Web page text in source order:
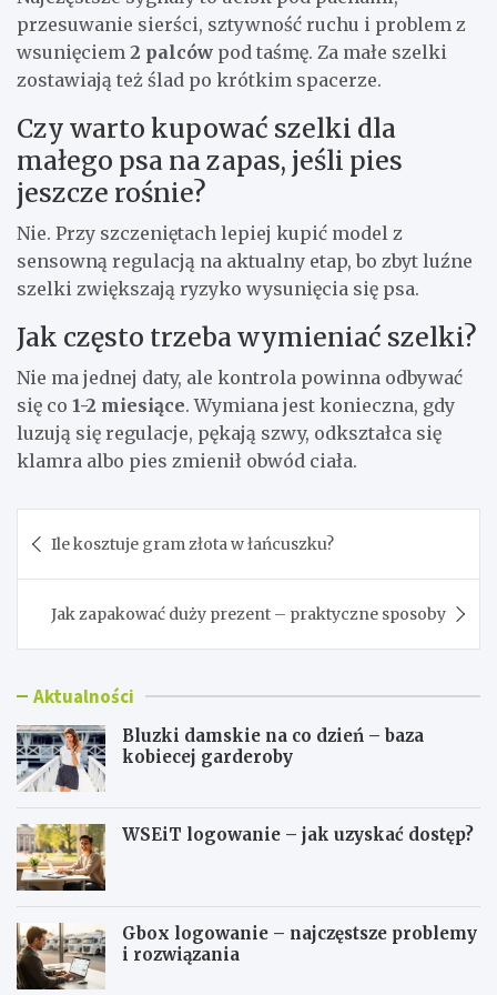
przesuwanie sierści, sztywność ruchu i problem z
wsunięciem 2 palców pod taśmę. Za małe szelki
zostawiają też ślad po krótkim spacerze.
Czy warto kupować szelki dla
małego psa na zapas, jeśli pies
jeszcze rośnie?
Nie. Przy szczeniętach lepiej kupić model z
sensowną regulacją na aktualny etap, bo zbyt luźne
szelki zwiększają ryzyko wysunięcia się psa.
Jak często trzeba wymieniać szelki?
Nie ma jednej daty, ale kontrola powinna odbywać
się co 1-2 miesiące. Wymiana jest konieczna, gdy
luzują się regulacje, pękają szwy, odkształca się
klamra albo pies zmienił obwód ciała.
wpisu
Ile kosztuje gram złota w łańcuszku?
Jak zapakować duży prezent – praktyczne sposoby
Aktualności
Bluzki damskie na co dzień – baza
kobiecej garderoby
WSEiT logowanie – jak uzyskać dostęp?
Gbox logowanie – najczęstsze problemy
i rozwiązania